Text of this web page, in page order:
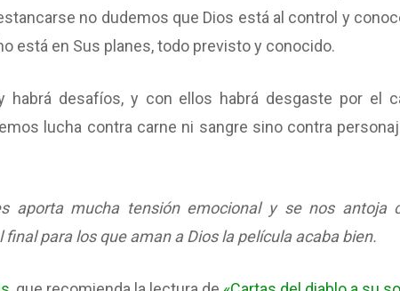
no dudemos que Dios está al control y
está en Sus planes, todo previsto y conocido.
habrá desafíos, y con ellos habrá desgaste por el
lucha contra carne ni sangre sino contra
aporta mucha tensión emocional y se nos antoja
para los que aman a Dios la película acaba bien.